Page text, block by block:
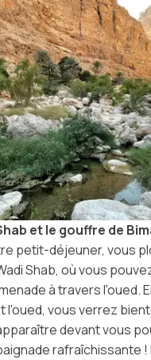
et le gouffre de
petit-déjeuner, vous
Shab, où vous
à travers l'oued.
l'oued, vous verrez
devant vous
rafraîchissante !